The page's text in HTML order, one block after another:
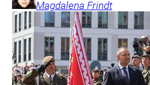
Magdalena Frindt